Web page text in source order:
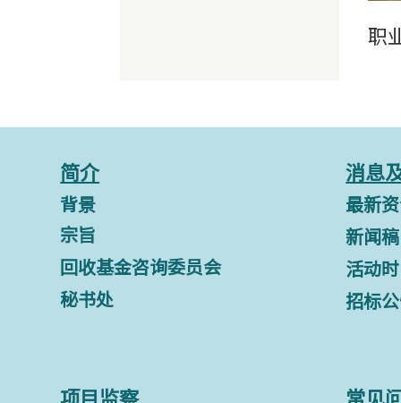
职
简介
背景
宗旨
回收基金咨询委员会
秘书处
消息
最新
新闻稿
活动
招标
项目监察 常见